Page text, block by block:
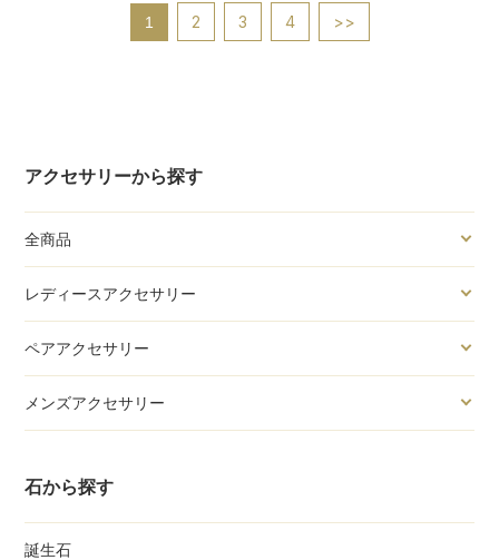
アクセサリーから探す
全商品
レディースアクセサリー
ペアアクセサリー
メンズアクセサリー
石から探す
誕生石
1 2 3 4 >>